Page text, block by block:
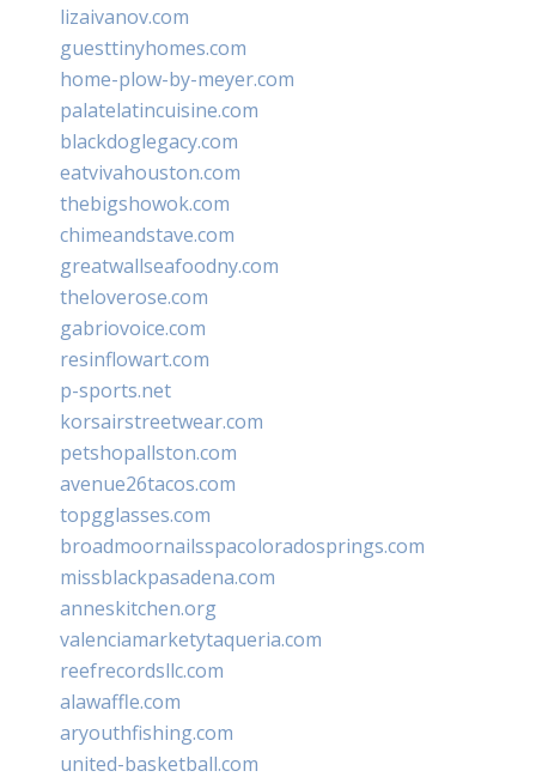
lizaivanov.com
guesttinyhomes.com
home-plow-by-meyer.com
palatelatincuisine.com
blackdoglegacy.com
eatvivahouston.com
thebigshowok.com
chimeandstave.com
greatwallseafoodny.com
theloverose.com
gabriovoice.com
resinflowart.com
p-sports.net
korsairstreetwear.com
petshopallston.com
avenue26tacos.com
topgglasses.com
broadmoornailsspacoloradosprings.com
missblackpasadena.com
anneskitchen.org
valenciamarketytaqueria.com
reefrecordsllc.com
alawaffle.com
aryouthfishing.com
united-basketball.com